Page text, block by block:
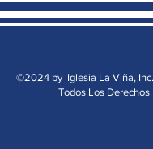
©2024 by Iglesia La Viña,
Todos Los Derechos